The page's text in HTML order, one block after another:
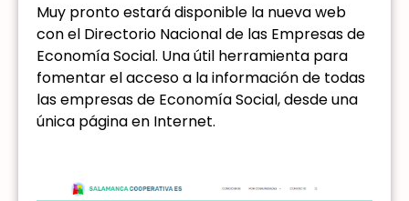
Muy pronto estará disponible la nueva web
con el Directorio Nacional de las Empresas de
Economía Social. Una útil herramienta para
fomentar el acceso a la información de todas
las empresas de Economía Social, desde una
única página en Internet.